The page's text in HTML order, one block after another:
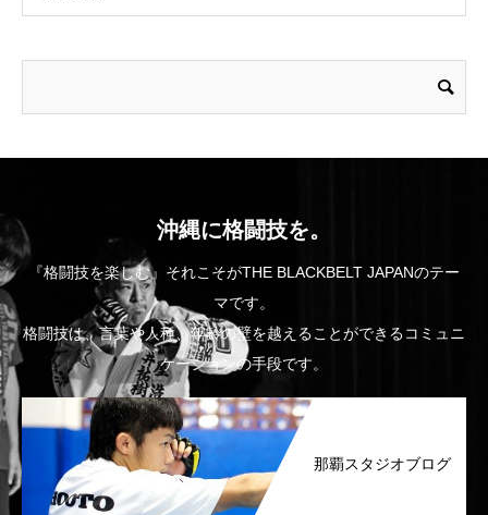
沖縄に格闘技を。
『格闘技を楽しむ』それこそがTHE BLACKBELT JAPANのテー
マです。
格闘技は、言葉や人種、年齢の壁を越えることができるコミュニ
ケーションの手段です。
那覇スタジオブログ